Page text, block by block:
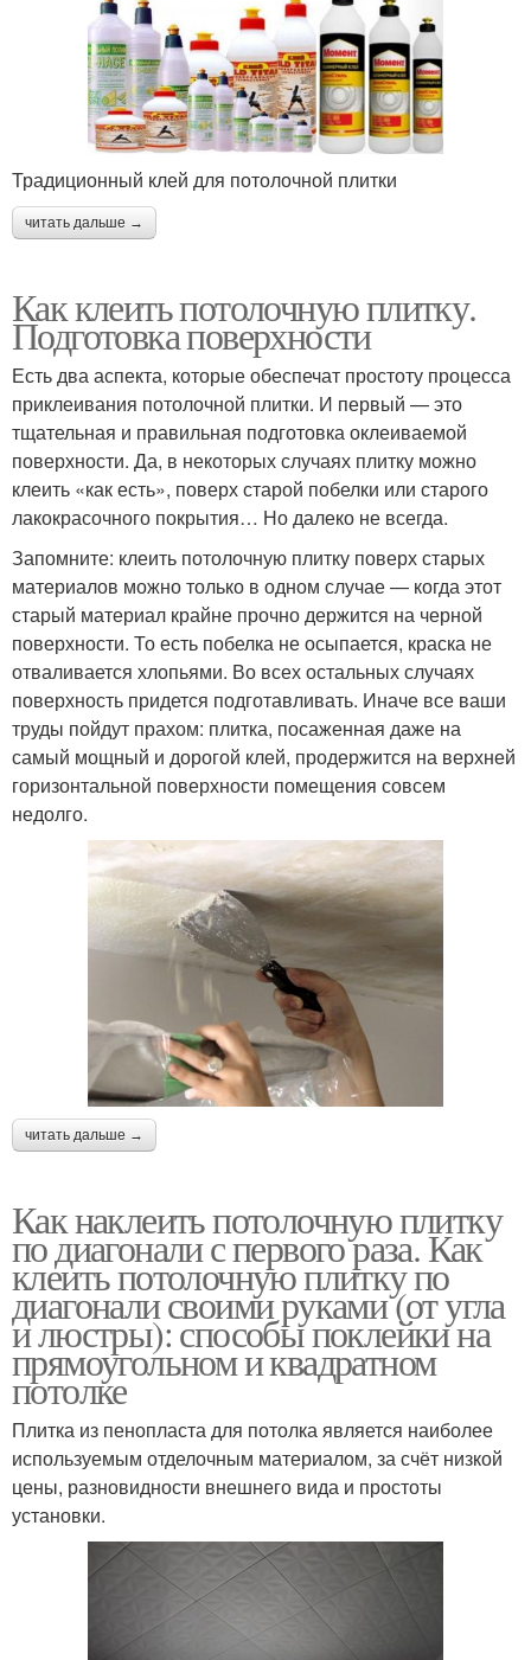
Традиционный клей для потолочной плитки
читать дальше →
Как клеить потолочную плитку.
Подготовка поверхности
Есть два аспекта, которые обеспечат простоту процесса
приклеивания потолочной плитки. И первый — это
тщательная и правильная подготовка оклеиваемой
поверхности. Да, в некоторых случаях плитку можно
клеить «как есть», поверх старой побелки или старого
лакокрасочного покрытия… Но далеко не всегда.
Запомните: клеить потолочную плитку поверх старых
материалов можно только в одном случае — когда этот
старый материал крайне прочно держится на черной
поверхности. То есть побелка не осыпается, краска не
отваливается хлопьями. Во всех остальных случаях
поверхность придется подготавливать. Иначе все ваши
труды пойдут прахом: плитка, посаженная даже на
самый мощный и дорогой клей, продержится на верхней
горизонтальной поверхности помещения совсем
недолго.
читать дальше →
Как наклеить потолочную плитку
по диагонали с первого раза. Как
клеить потолочную плитку по
диагонали своими руками (от угла
и люстры): способы поклейки на
прямоугольном и квадратном
потолке
Плитка из пенопласта для потолка является наиболее
используемым отделочным материалом, за счёт низкой
цены, разновидности внешнего вида и простоты
установки.